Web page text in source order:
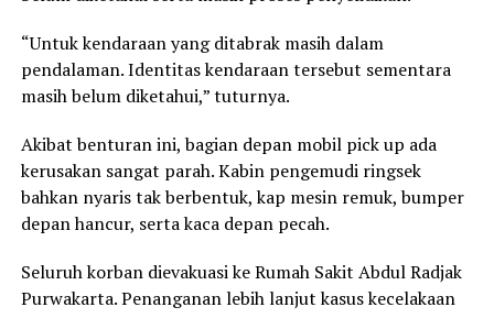
“Untuk kendaraan yang ditabrak masih dalam
pendalaman. Identitas kendaraan tersebut sementara
masih belum diketahui,” tuturnya.
Akibat benturan ini, bagian depan mobil pick up ada
kerusakan sangat parah. Kabin pengemudi ringsek
bahkan nyaris tak berbentuk, kap mesin remuk, bumper
depan hancur, serta kaca depan pecah.
Seluruh korban dievakuasi ke Rumah Sakit Abdul Radjak
Purwakarta. Penanganan lebih lanjut kasus kecelakaan